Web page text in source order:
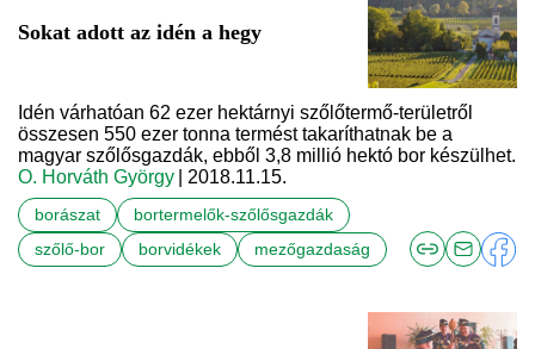
Sokat adott az idén a hegy
Idén várhatóan 62 ezer hektárnyi szőlőtermő-területről
összesen 550 ezer tonna termést takaríthatnak be a
magyar szőlősgazdák, ebből 3,8 millió hektó bor készülhet.
O. Horváth György
| 2018.11.15.
borászat
bortermelők-szőlősgazdák
szőlő-bor
borvidékek mezőgazdaság